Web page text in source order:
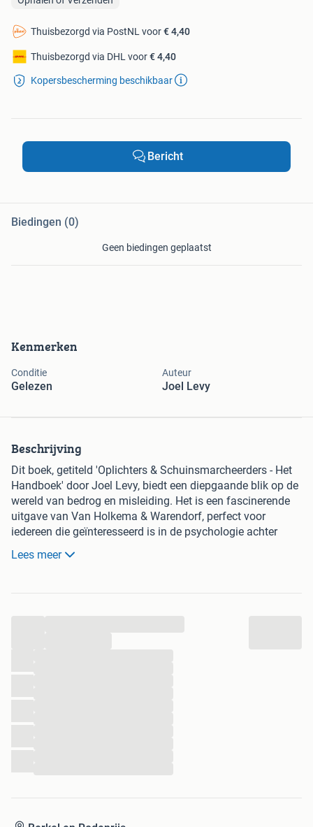
Kenmerken
Conditie
Gelezen
Auteur
Joel Levy
Beschrijving
Dit boek, getiteld 'Oplichters & Schuinsmarcheerders - Het
Handboek' door Joel Levy, biedt een diepgaande blik op de
wereld van bedrog en misleiding. Het is een fascinerende
uitgave van Van Holkema & Warendorf, perfect voor
iedereen die geïnteresseerd is in de psychologie achter
oplichting en de geschiedenis van schuinsmarcheerders.
Lees meer
Thuisbezorgd via PostNL voor€ 4,40
Thuisbezorgd via DHL voor€ 4,40
Kopersbescherming beschikbaar
Bericht
Biedingen (0)
Geen biedingen geplaatst